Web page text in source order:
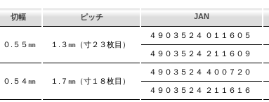
切幅 ピッチ JAN
０.５５㎜ １.３㎜（寸２３枚目）
４９０３５２４ ０１１６０５
４９０３５２４ ２１１６０９
０.５４㎜ １.７㎜（寸１８枚目）
４９０３５２４ ４００７２０
４９０３５２４ ２１１６１６